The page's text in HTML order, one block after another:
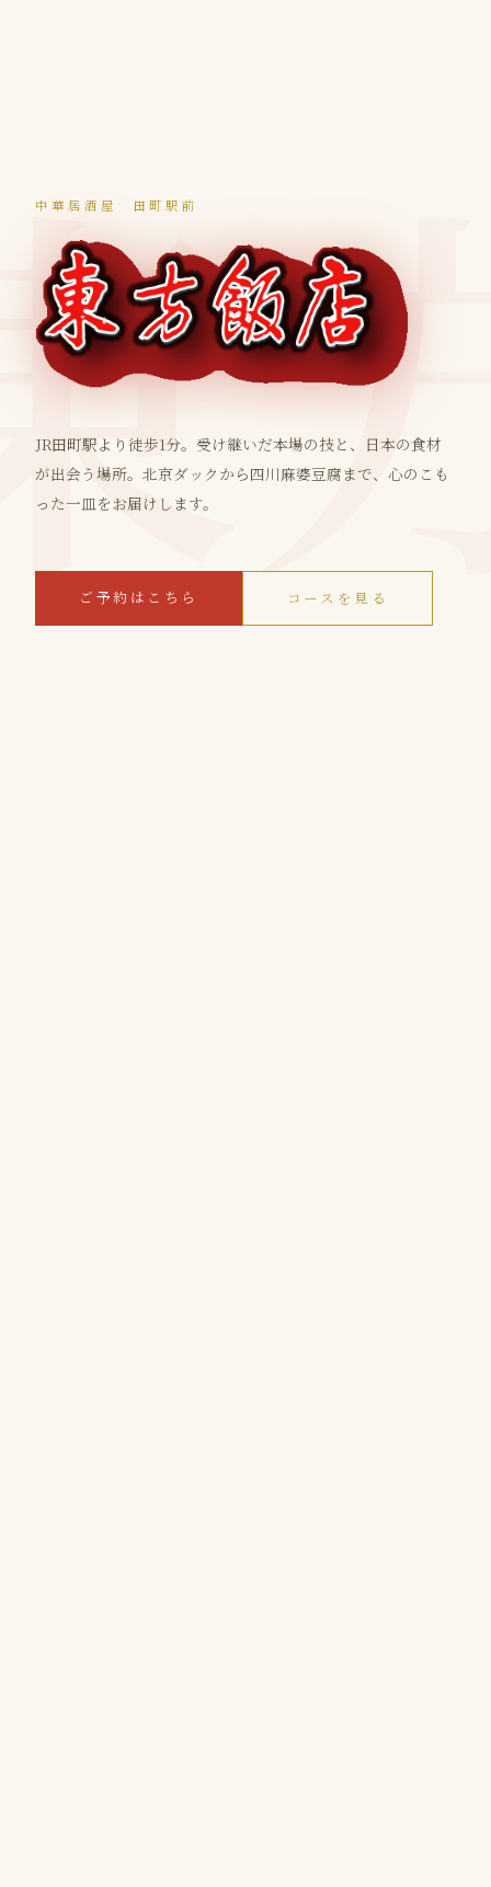
中華居酒屋 田町駅前
JR田町駅より徒歩1分。受け継いだ本場の技と、日本の食材
が出会う場所。北京ダックから四川麻婆豆腐まで、心のこも
った一皿をお届けします。
ご予約はこちら コースを見る